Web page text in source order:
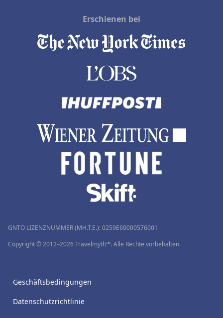
Erschienen bei
GNTO LIZENZNUMMER (MH.T.E.): 0259Ε60000576001
Copyright © 2012–2026 Travelmyth™. Alle Rechte vorbehalten.
Geschäftsbedingungen
Datenschutzrichtlinie